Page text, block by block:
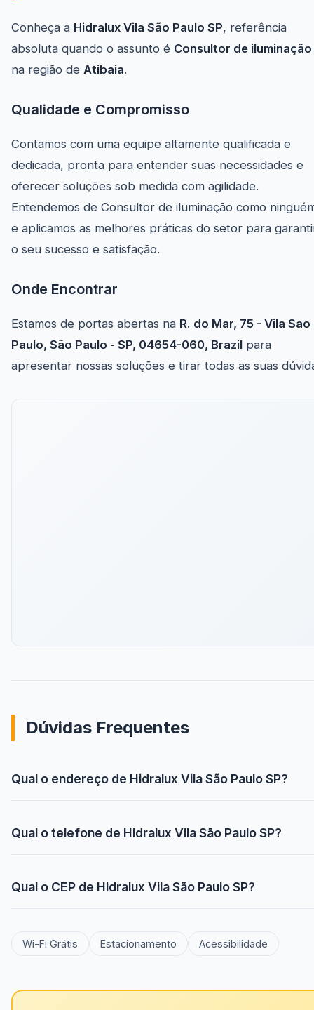
Conheça a Hidralux Vila São Paulo SP, referência
absoluta quando o assunto é Consultor de iluminação
na região de Atibaia.
Qualidade e Compromisso
Contamos com uma equipe altamente qualificada e
dedicada, pronta para entender suas necessidades e
oferecer soluções sob medida com agilidade.
Entendemos de Consultor de iluminação como
e aplicamos as melhores práticas do setor para
o seu sucesso e satisfação.
Onde Encontrar
Estamos de portas abertas na R. do Mar, 75 - Vila Sao
Paulo, São Paulo - SP, 04654-060, Brazil para
apresentar nossas soluções e tirar todas as suas
Dúvidas Frequentes
Qual o endereço de Hidralux Vila São Paulo SP?
Qual o telefone de Hidralux Vila São Paulo SP?
Qual o CEP de Hidralux Vila São Paulo SP?
Wi-Fi Grátis Estacionamento Acessibilidade